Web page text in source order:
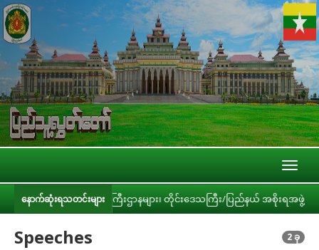
နောက်ဆုံးရသတင်းများ
ည်းများ၊ ဝန်ကြီးဌာနများ၊ တိုင်းဒေသကြီး/ပြည်နယ် အစိုးရအဖွဲ့တို့နှင့် လု
Speeches 2 ခု